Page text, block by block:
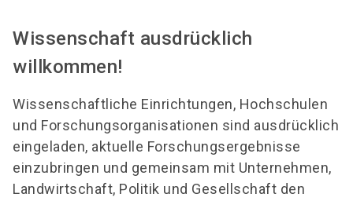
Wissenschaft ausdrücklich
willkommen!
Wissenschaftliche Einrichtungen, Hochschulen
und Forschungsorganisationen sind ausdrücklich
eingeladen, aktuelle Forschungsergebnisse
einzubringen und gemeinsam mit Unternehmen,
Landwirtschaft, Politik und Gesellschaft den